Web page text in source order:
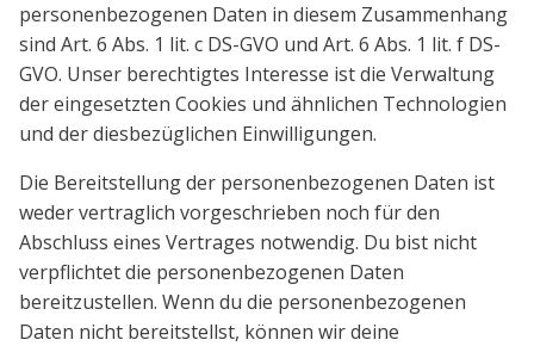
personenbezogenen Daten in diesem Zusammenhang
sind Art. 6 Abs. 1 lit. c DS-GVO und Art. 6 Abs. 1 lit. f DS-
GVO. Unser berechtigtes Interesse ist die Verwaltung
der eingesetzten Cookies und ähnlichen Technologien
und der diesbezüglichen Einwilligungen.
Die Bereitstellung der personenbezogenen Daten ist
weder vertraglich vorgeschrieben noch für den
Abschluss eines Vertrages notwendig. Du bist nicht
verpflichtet die personenbezogenen Daten
bereitzustellen. Wenn du die personenbezogenen
Daten nicht bereitstellst, können wir deine